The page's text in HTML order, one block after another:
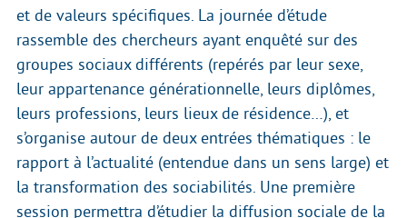
et de valeurs spécifiques. La journée d’étude
rassemble des chercheurs ayant enquêté sur des
groupes sociaux différents (repérés par leur sexe,
leur appartenance générationnelle, leurs diplômes,
leurs professions, leurs lieux de résidence…), et
s’organise autour de deux entrées thématiques : le
rapport à l’actualité (entendue dans un sens large) et
la transformation des sociabilités. Une première
session permettra d’étudier la diffusion sociale de la